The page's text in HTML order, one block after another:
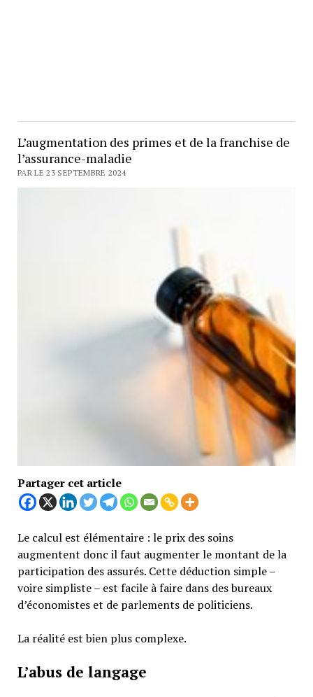
L’augmentation des primes et de la franchise de
l’assurance-maladie
PAR LE 23 SEPTEMBRE 2024
Partager cet article
Le calcul est élémentaire : le prix des soins
augmentent donc il faut augmenter le montant de la
participation des assurés. Cette déduction simple –
voire simpliste – est facile à faire dans des bureaux
d’économistes et de parlements de politiciens.
La réalité est bien plus complexe.
L’abus de langage